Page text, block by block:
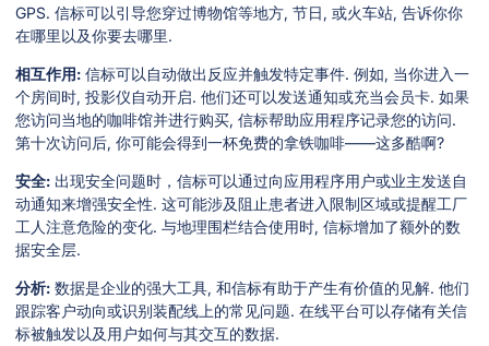
GPS. 信标可以引导您穿过博物馆等地方, 节日, 或火车站, 告诉你你
在哪里以及你要去哪里.
相互作用: 信标可以自动做出反应并触发特定事件. 例如, 当你进入一
个房间时, 投影仪自动开启. 他们还可以发送通知或充当会员卡. 如果
您访问当地的咖啡馆并进行购买, 信标帮助应用程序记录您的访问.
第十次访问后, 你可能会得到一杯免费的拿铁咖啡——这多酷啊?
安全: 出现安全问题时，信标可以通过向应用程序用户或业主发送自
动通知来增强安全性. 这可能涉及阻止患者进入限制区域或提醒工厂
工人注意危险的变化. 与地理围栏结合使用时, 信标增加了额外的数
据安全层.
分析: 数据是企业的强大工具, 和信标有助于产生有价值的见解. 他们
跟踪客户动向或识别装配线上的常见问题. 在线平台可以存储有关信
标被触发以及用户如何与其交互的数据.